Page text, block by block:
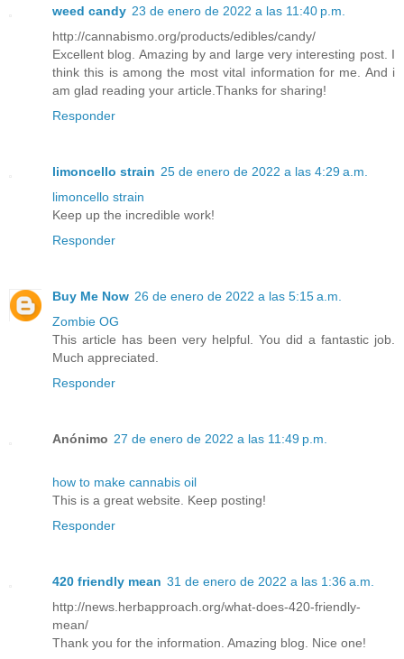
weed candy 23 de enero de 2022 a las 11:40 p.m.
http://cannabismo.org/products/edibles/candy/
Excellent blog. Amazing by and large very interesting post. I
think this is among the most vital information for me. And i
am glad reading your article.Thanks for sharing!
Responder
limoncello strain 25 de enero de 2022 a las 4:29 a.m.
limoncello strain
Keep up the incredible work!
Responder
Buy Me Now 26 de enero de 2022 a las 5:15 a.m.
Zombie OG
This article has been very helpful. You did a fantastic job.
Much appreciated.
Responder
Anónimo 27 de enero de 2022 a las 11:49 p.m.
how to make cannabis oil
This is a great website. Keep posting!
Responder
420 friendly mean 31 de enero de 2022 a las 1:36 a.m.
http://news.herbapproach.org/what-does-420-friendly-
mean/
Thank you for the information. Amazing blog. Nice one!